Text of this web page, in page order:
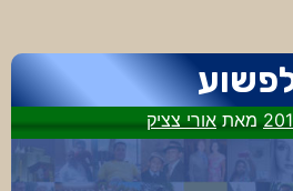
מאתאורי צציק